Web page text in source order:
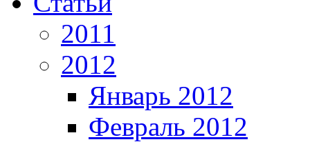
2011
2012
Январь 2012
Февраль 2012